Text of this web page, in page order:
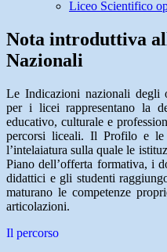
Liceo Scientifico
Nota introduttiva
Nazionali
Le Indicazioni nazionali degli
per i licei rappresentano la
educativo, culturale e
percorsi liceali. Il Profilo e le
l’intelaiatura sulla quale le
Piano dell’offerta formativa, i
didattici e gli studenti
maturano le competenze
articolazioni.
Il percorso